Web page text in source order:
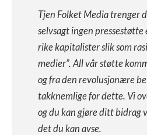
Tjen Folket Media trenger
selvsagt ingen
rike kapitalister slik som
medier”. All vår støtte
og fra den revolusjonære
takknemlige for dette. Vi
og du kan gjøre ditt bidrag
det du kan avse.